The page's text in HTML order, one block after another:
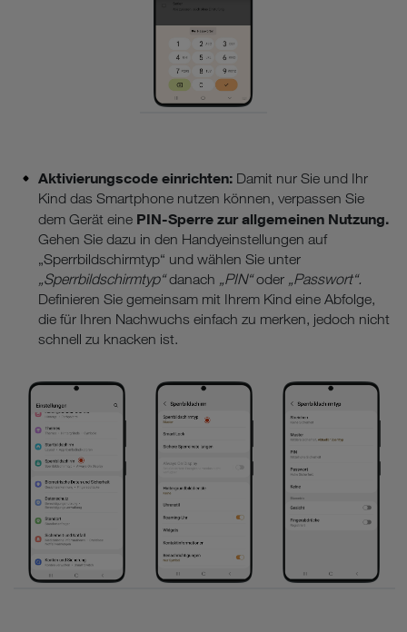
Aktivierungscode einrichten: Damit nur Sie und Ihr
Kind das Smartphone nutzen können, verpassen Sie
dem Gerät eine PIN-Sperre zur allgemeinen Nutzung.
Gehen Sie dazu in den Handyeinstellungen auf
„Sperrbildschirmtyp“ und wählen Sie unter
„Sperrbildschirmtyp“danach „PIN“oder „Passwort“.
Definieren Sie gemeinsam mit Ihrem Kind eine Abfolge,
die für Ihren Nachwuchs einfach zu merken, jedoch nicht
schnell zu knacken ist.